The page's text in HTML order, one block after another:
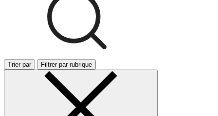
Trier par Filtrer par rubrique